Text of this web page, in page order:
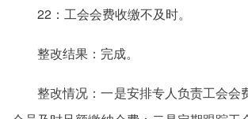
22：工会会费收缴不及时。
整改结果：完成。
整改情况：一是安排专人负责工会会